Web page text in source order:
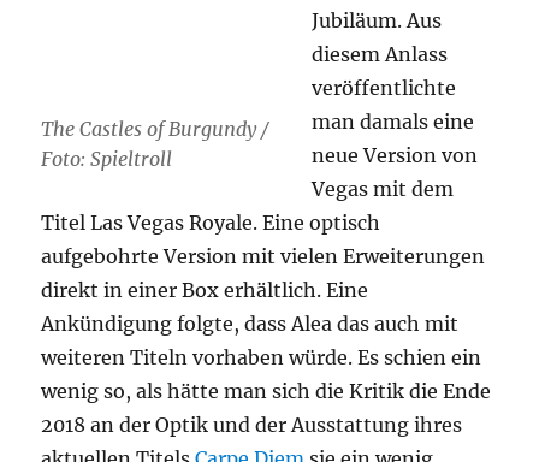
The Castles of Burgundy /
Foto: Spieltroll
Jubiläum. Aus
diesem Anlass
veröffentlichte
man damals eine
neue Version von
Vegas mit dem
Titel Las Vegas Royale. Eine optisch
aufgebohrte Version mit vielen Erweiterungen
direkt in einer Box erhältlich. Eine
Ankündigung folgte, dass Alea das auch mit
weiteren Titeln vorhaben würde. Es schien ein
wenig so, als hätte man sich die Kritik die Ende
2018 an der Optik und der Ausstattung ihres